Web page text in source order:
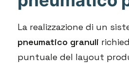
La realizzazione di un
pneumatico granuli
puntuale del layout